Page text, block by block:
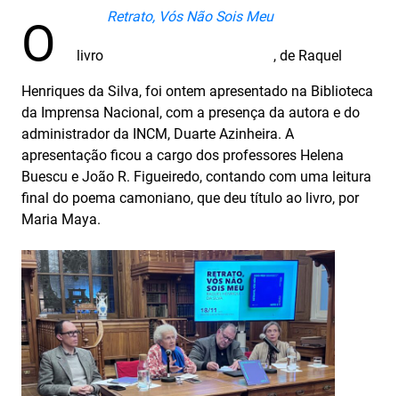
O livro
Retrato, Vós Não Sois Meu
, de Raquel
Henriques da Silva, foi ontem apresentado na Biblioteca
da Imprensa Nacional, com a presença da autora e do
administrador da INCM, Duarte Azinheira. A
apresentação ficou a cargo dos professores Helena
Buescu e João R. Figueiredo, contando com uma leitura
final do poema camoniano, que deu título ao livro, por
Maria Maya.